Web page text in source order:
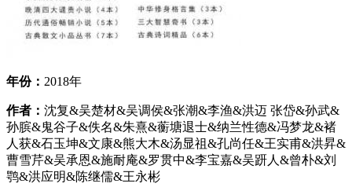
年份： 2018年
作者： 沈复&吴楚材&吴调侯&张潮&李渔&洪迈 张岱&孙武&
孙膑&鬼谷子&佚名&朱熹&蘅塘退士&纳兰性德&冯梦龙&褚
人获&石玉坤&文康&熊大木&汤显祖&孔尚任&王实甫&洪昇&
曹雪芹&吴承恩&施耐庵&罗贯中&李宝嘉&吴趼人&曾朴&刘
鹗&洪应明&陈继儒&王永彬